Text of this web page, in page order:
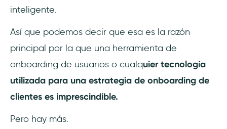
inteligente.
Así que podemos decir que esa es la razón
principal por la que una herramienta de
onboarding de usuarios o cualquier tecnología
utilizada para una estrategia de onboarding de
clientes es imprescindible.
Pero hay más.